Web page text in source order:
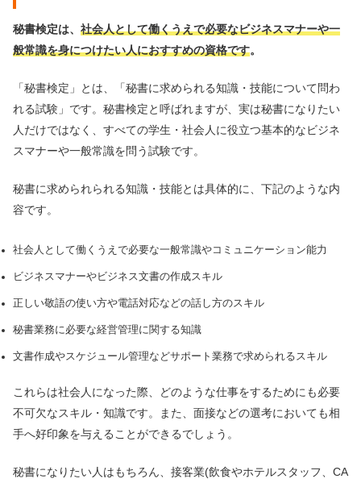
秘書検定は、 社会人として働くうえで必要なビジネスマナーや一
般常識を身につけたい人におすすめの資格です。
「秘書検定」とは、「秘書に求められる知識・技能について問わ
れる試験」です。秘書検定と呼ばれますが、実は秘書になりたい
人だけではなく、すべての学生・社会人に役立つ基本的なビジネ
スマナーや一般常識を問う試験です。
秘書に求められられる知識・技能とは具体的に、下記のような内
容です。
社会人として働くうえで必要な一般常識やコミュニケーション能力
ビジネスマナーやビジネス文書の作成スキル
正しい敬語の使い方や電話対応などの話し方のスキル
秘書業務に必要な経営管理に関する知識
文書作成やスケジュール管理などサポート業務で求められるスキル
これらは社会人になった際、どのような仕事をするためにも必要
不可欠なスキル・知識です。また、面接などの選考においても相
手へ好印象を与えることができるでしょう。
秘書になりたい人はもちろん、接客業(飲食やホテルスタッフ、CA